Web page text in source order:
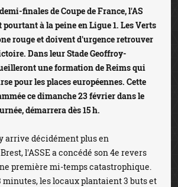
finales de Coupe de France, l'AS
à la peine en Ligue 1. Les Verts
rouge et doivent d'urgence retrouver
Dans leur Stade Geoffroy-
une formation de Reims qui
pour les places européennes. Cette
ce dimanche 23 février dans le
démarrera dès 15 h.
arrive décidément plus en
l'ASSE a concédé son 4e revers
première mi-temps catastrophique.
minutes, les locaux plantaient 3 buts et